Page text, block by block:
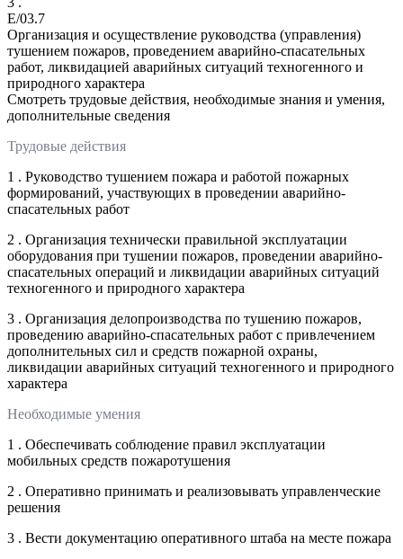
E/03.7
Организация и осуществление руководства (управления)
тушением пожаров, проведением аварийно-спасательных
работ, ликвидацией аварийных ситуаций техногенного и
природного характера
Смотреть трудовые действия, необходимые знания и умения,
дополнительные сведения
Трудовые действия
1 . Руководство тушением пожара и работой пожарных
формирований, участвующих в проведении аварийно-
спасательных работ
2 . Организация технически правильной эксплуатации
оборудования при тушении пожаров, проведении аварийно-
спасательных операций и ликвидации аварийных ситуаций
техногенного и природного характера
3 . Организация делопроизводства по тушению пожаров,
проведению аварийно-спасательных работ с привлечением
дополнительных сил и средств пожарной охраны,
ликвидации аварийных ситуаций техногенного и природного
характера
Необходимые умения
1 . Обеспечивать соблюдение правил эксплуатации
мобильных средств пожаротушения
2 . Оперативно принимать и реализовывать управленческие
решения
3 . Вести документацию оперативного штаба на месте пожара